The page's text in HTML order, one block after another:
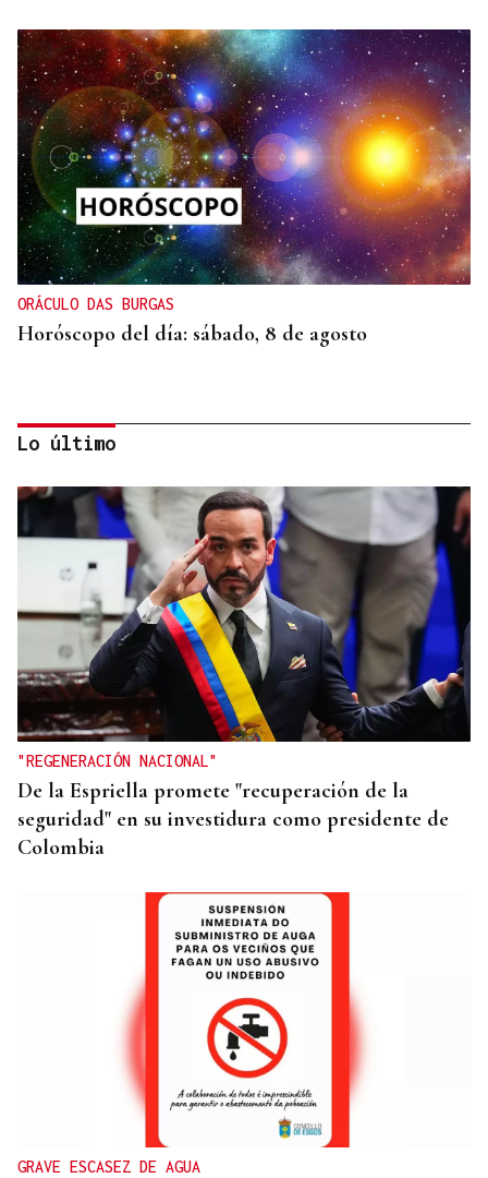
ORÁCULO DAS BURGAS
Horóscopo del día: sábado, 8 de agosto
SEGURIDAD INFANTIL
Un tribunal de Estados Unidos multa a Meta con
567 millones de dólares por perjudicar la salud
mental de los menores
Lo último
"REGENERACIÓN NACIONAL"
De la Espriella promete "recuperación de la
seguridad" en su investidura como presidente de
Colombia
GRAVE ESCASEZ DE AGUA